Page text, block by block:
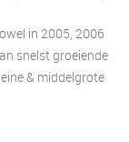
in 2005, 2006
snelst groeiende
& middelgrote